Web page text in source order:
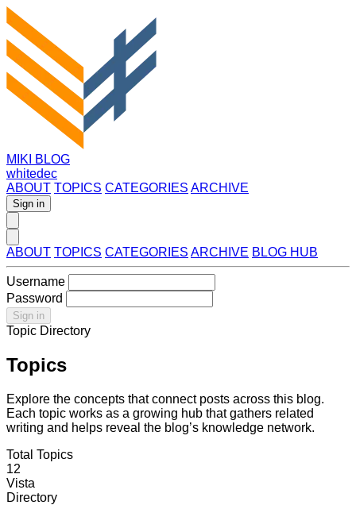
MIKI BLOG
whitedec
ABOUT TOPICS CATEGORIES ARCHIVE
Sign in
ABOUT TOPICS CATEGORIES ARCHIVE BLOG HUB
Username
Password
Sign in
Topic Directory
Topics
Explore the concepts that connect posts across this blog.
Each topic works as a growing hub that gathers related
writing and helps reveal the blog’s knowledge network.
Total Topics
12
Vista
Directory